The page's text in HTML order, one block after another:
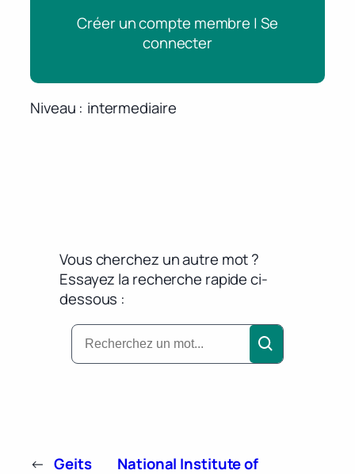
Créer un compte membre | Se
connecter
Niveau intermediaire
Vous cherchez un autre mot ?
Essayez la recherche rapide ci-
dessous :
← Geits
National Institute of